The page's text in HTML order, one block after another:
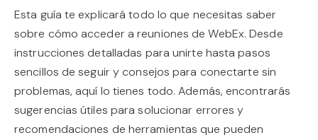
Esta guía te explicará todo lo que necesitas saber
sobre cómo acceder a reuniones de WebEx. Desde
instrucciones detalladas para unirte hasta pasos
sencillos de seguir y consejos para conectarte sin
problemas, aquí lo tienes todo. Además, encontrarás
sugerencias útiles para solucionar errores y
recomendaciones de herramientas que pueden